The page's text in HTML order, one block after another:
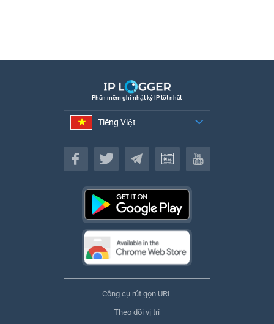
Phần mềm ghi nhật ký IP tốt nhất
Tiếng Việt
Tiếng Việt
Công cụ rút gọn URL
Theo dõi vị trí